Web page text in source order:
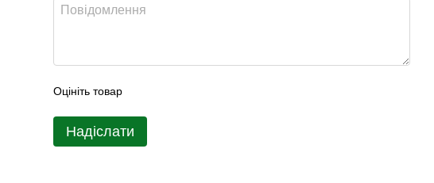
Оцініть товар
Надіслати